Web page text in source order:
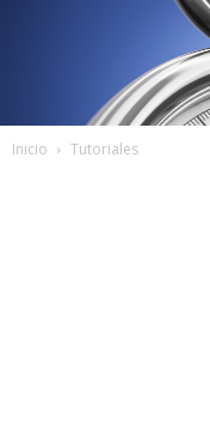
Inicio Tutoriales